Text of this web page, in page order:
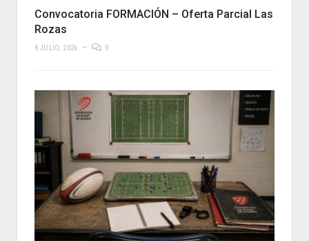
Convocatoria FORMACIÓN – Oferta Parcial Las
Rozas
8 JULIO, 2026 0